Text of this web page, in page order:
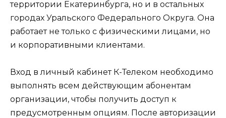
территории Екатеринбурга, но и в остальных
городах Уральского Федерального Округа. Она
работает не только с физическими лицами, но
и корпоративными клиентами.
Вход в личный кабинет К-Телеком необходимо
выполнять всем действующим абонентам
организации, чтобы получить доступ к
предусмотренным опциям. После авторизации